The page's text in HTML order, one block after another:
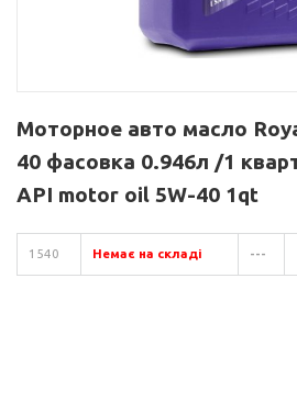
Моторное авто масло
40 фасовка 0.946л /1
API motor oil 5W-40 1qt
1540 Немає на складі ---